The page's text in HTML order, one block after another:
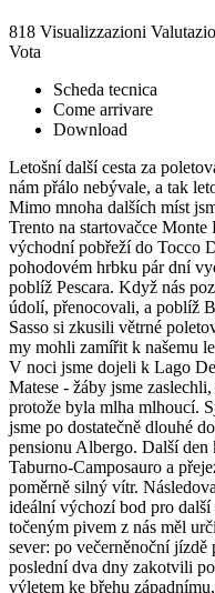
818 Visualizzazioni
Vota
Scheda tecnica
Come arrivare
Download
Letošní další cesta za
nám přálo nebývale, a tak
Mimo mnoha dalších míst
Trento na startovačce
východní pobřeží do Tocco
pohodovém hrbku pár dní
poblíž Pescara. Když nás
údolí, přenocovali, a poblíž
Sasso si zkusili větrné
my mohli zamířit k našemu
V noci jsme dojeli k Lago
Matese - žáby jsme
protože byla mlha mlhoucí.
jsme po dostatečně dlouhé
pensionu Albergo. Další den
Taburno-Camposauro a
poměrně silný vítr.
ideální výchozí bod pro
točeným pivem z nás měl
sever: po večerněnoční jízdě
poslední dva dny zakotvili
výletem ke břehu